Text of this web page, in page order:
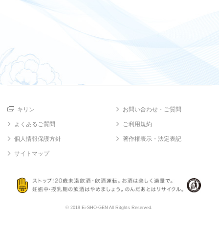
キリン お問い合わせ・ご質問
よくあるご質問 ご利用規約
個人情報保護方針 著作権表示・法定表記
サイトマップ
© 2019 Ei-SHO-GEN All Ritghts Reserved.